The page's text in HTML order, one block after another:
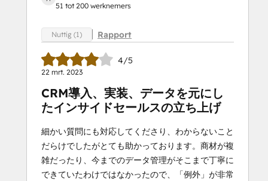
51 tot 200 werknemers
Nuttig (1) Rapport
4/5
22 mrt. 2023
CRM導入、実装、データを元にし
たインサイドセールスの立ち上げ
細かい質問にも対応してくださり、わからないこと
だらけでしたがとても助かっております。商材が複
雑だったり、今までのデータ管理がそこまで丁寧に
できていたわけではなかったので、「例外」が非常